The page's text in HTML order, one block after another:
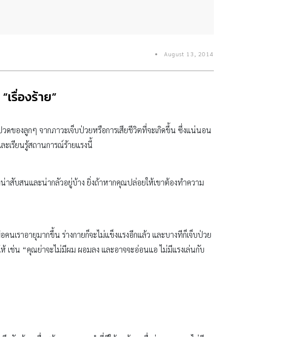
August 13, 2014
เรื่องร้าย”
ของลูกๆ จากภาวะเจ็บป่วยหรือการเสียชีวิตที่จะเกิดขึ้น ซึ่งแน่นอน
ะเรียนรู้สถานการณ์ร้ายแรงนี้
าสับสนและน่ากลัวอยู่บ้าง ยิ่งถ้าหากคุณปล่อยให้เขาต้องทำความ
นเราอายุมากขึ้น ร่างกายก็จะไม่แข็งแรงอีกแล้ว และบางทีก็เจ็บป่วย
ห้ เช่น “คุณย่าจะไม่มีผม ผอมลง และอาจจะอ่อนแอ ไม่มีแรงเล่นกับ